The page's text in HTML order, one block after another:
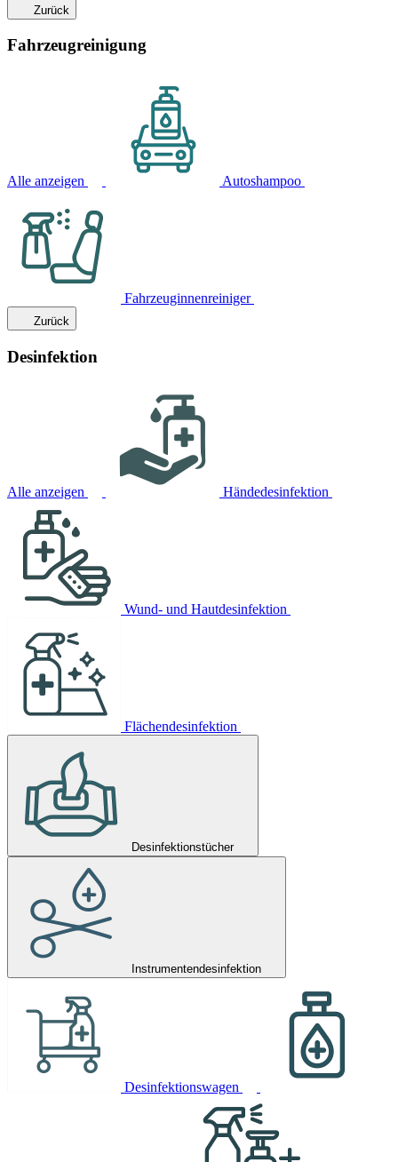
Zurück
Fahrzeugreinigung
Alle anzeigen Autoshampoo
Fahrzeuginnenreiniger
Zurück
Desinfektion
Alle anzeigen Händedesinfektion
Wund- und Hautdesinfektion
Flächendesinfektion
Desinfektionstücher
Instrumentendesinfektion
Desinfektionswagen